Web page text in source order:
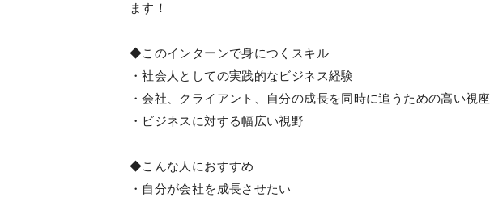
ます！
◆このインターンで身につくスキル
・社会人としての実践的なビジネス経験
・会社、クライアント、自分の成長を同時に追うための高い視座
・ビジネスに対する幅広い視野
◆こんな人におすすめ
・自分が会社を成長させたい